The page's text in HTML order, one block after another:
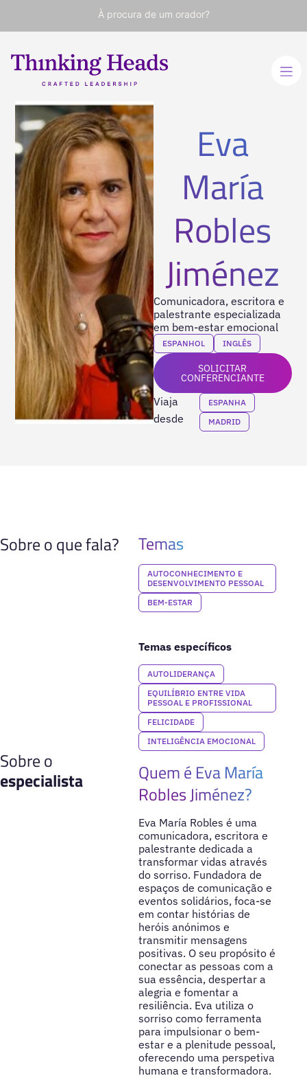
À procura de um orador?
Eva
María
Robles
Jiménez
Comunicadora, escritora e
palestrante especializada
em bem-estar emocional
ESPANHOL INGLÊS
SOLICITAR
CONFERENCIANTE
Viaja
desde
ESPANHA
MADRID
Sobre o que fala? Temas
AUTOCONHECIMENTO E
DESENVOLVIMENTO PESSOAL
BEM-ESTAR
Temas específicos
AUTOLIDERANÇA
EQUILÍBRIO ENTRE VIDA
PESSOAL E PROFISSIONAL
FELICIDADE
INTELIGÊNCIA EMOCIONAL
Sobre o
especialista
Quem é Eva María
Robles Jiménez?
Eva María Robles é uma
comunicadora, escritora e
palestrante dedicada a
transformar vidas através
do sorriso. Fundadora de
espaços de comunicação e
eventos solidários, foca-se
em contar histórias de
heróis anónimos e
transmitir mensagens
positivas. O seu propósito é
conectar as pessoas com a
sua essência, despertar a
alegria e fomentar a
resiliência. Eva utiliza o
sorriso como ferramenta
para impulsionar o bem-
estar e a plenitude pessoal,
oferecendo uma perspetiva
humana e transformadora.